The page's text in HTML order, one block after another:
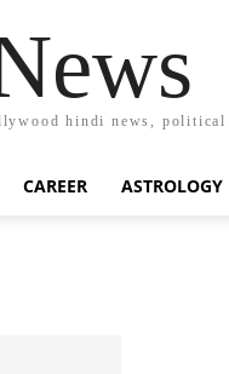
hindi news,
CAREER ASTROLOGY